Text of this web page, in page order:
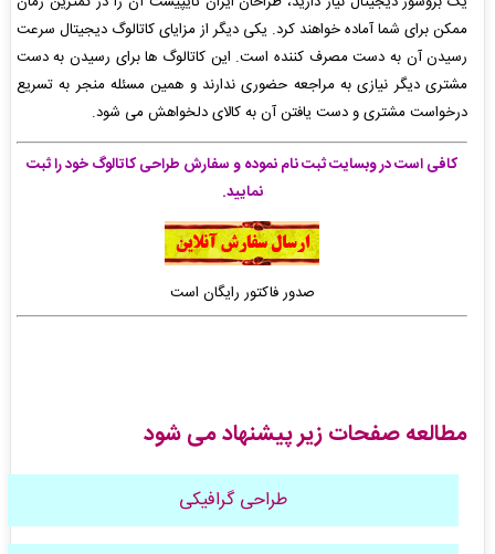
ممکن برای شما آماده خواهند کرد. یکی دیگر از مزایای کاتالوگ دیجیتال سرعت
رسیدن آن به دست مصرف کننده است. این کاتالوگ ها برای رسیدن به دست
مشتری دیگر نیازی به مراجعه حضوری ندارند و همین مسئله منجر به تسریع
درخواست مشتری و دست یافتن آن به کالای دلخواهش می شود.
کافی است در وبسایت ثبت نام نموده و سفارش طراحی کاتالوگ خود را ثبت
نمایید.
صدور فاکتور رایگان است
مطالعه صفحات زیر پیشنهاد می شود
طراحی گرافیکی